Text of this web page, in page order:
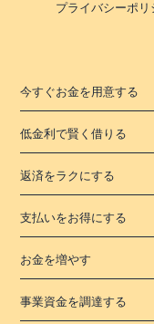
プライバシーポリ
今すぐお金を用意する
低金利で賢く借りる
返済をラクにする
支払いをお得にする
お金を増やす
事業資金を調達する